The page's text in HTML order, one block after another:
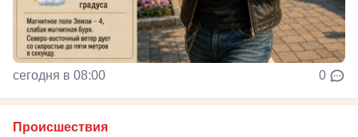
сегодня в 08:00 0
Происшествия